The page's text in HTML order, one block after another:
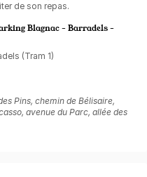
de son repas.
Blagnac - Barradels -
(Tram 1)
Pins, chemin de Bélisaire,
avenue du Parc, allée des